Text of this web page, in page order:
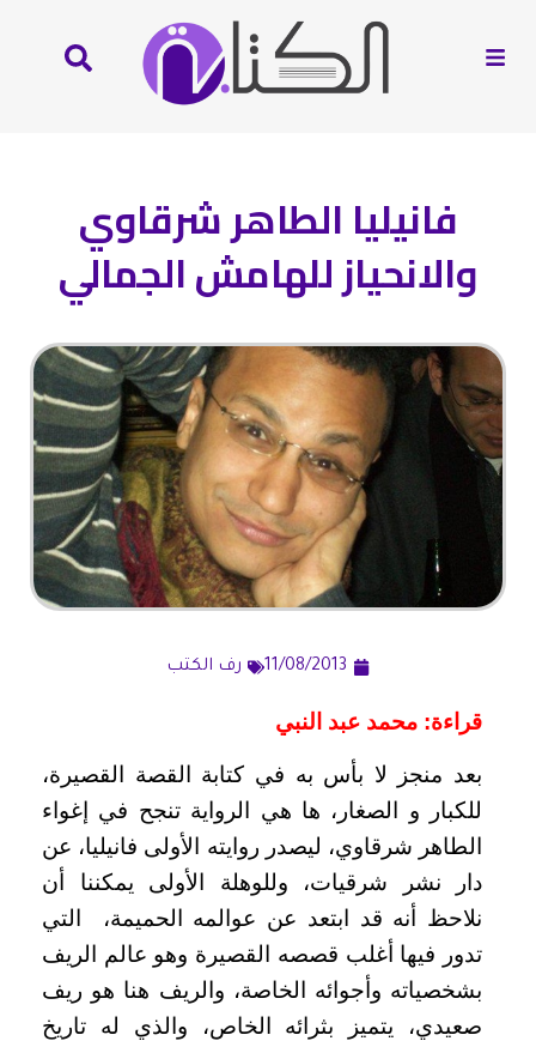
فانيليا الطاهر شرقاوي
والانحياز للهامش الجمالي
11/08/2013 رف الكتب
قراءة: محمد عبد النبي
بعد منجز لا بأس به في كتابة القصة القصيرة،
للكبار و الصغار، ها هي الرواية تنجح في إغواء
الطاهر شرقاوي، ليصدر روايته الأولى فانيليا، عن
دار نشر شرقيات، وللوهلة الأولى يمكننا أن
نلاحظ أنه قد ابتعد عن عوالمه الحميمة، التي
تدور فيها أغلب قصصه القصيرة وهو عالم الريف
بشخصياته وأجوائه الخاصة، والريف هنا هو ريف
صعيدي، يتميز بثرائه الخاص، والذي له تاريخ